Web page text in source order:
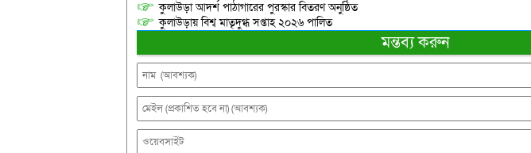
কুলাউড়া আদর্শ পাঠাগারের পুরস্কার বিতরণ অনুষ্ঠিত
কুলাউড়ায় বিশ্ব মাতৃদুগ্ধ সপ্তাহ ২০২৬ পালিত
মন্তব্য করুন